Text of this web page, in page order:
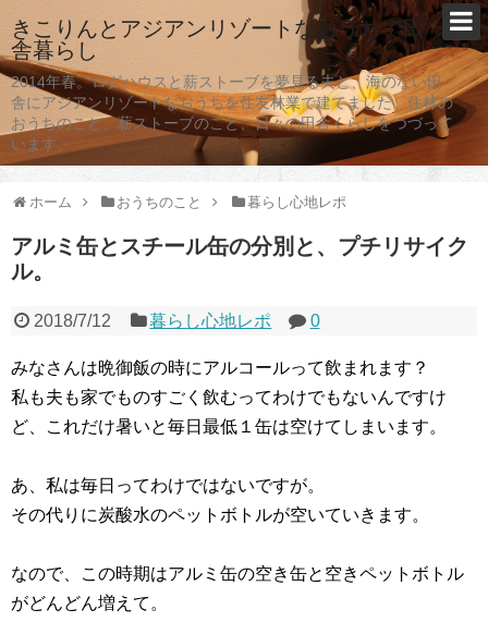
きこりんとアジアンリゾートなおうちで田
舎暮らし
2014年春。ログハウスと薪ストーブを夢見る夫と、海のない田
舎にアジアンリゾートなおうちを住友林業で建てました。住林の
おうちのこと、薪ストーブのこと、日々の田舎くらしをつづって
います。
ホーム おうちのこと 暮らし心地レポ
アルミ缶とスチール缶の分別と、プチリサイク
ル。
2018/7/12 暮らし心地レポ 0
みなさんは晩御飯の時にアルコールって飲まれます？
私も夫も家でものすごく飲むってわけでもないんですけ
ど、これだけ暑いと毎日最低１缶は空けてしまいます。
あ、私は毎日ってわけではないですが。
その代りに炭酸水のペットボトルが空いていきます。
なので、この時期はアルミ缶の空き缶と空きペットボトル
がどんどん増えて。